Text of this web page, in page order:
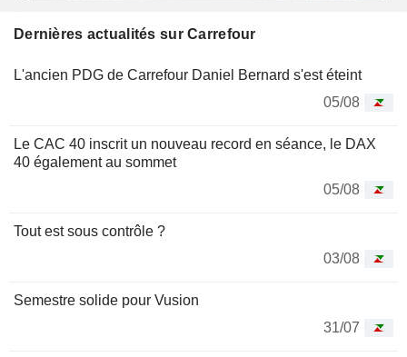
Dernières actualités sur Carrefour
L'ancien PDG de Carrefour Daniel Bernard s'est éteint
05/08
Le CAC 40 inscrit un nouveau record en séance, le DAX
40 également au sommet
05/08
Tout est sous contrôle ?
03/08
Semestre solide pour Vusion
31/07